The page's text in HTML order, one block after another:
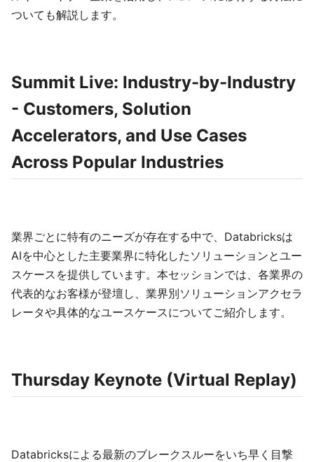
ついても解説します。
Summit Live: Industry-by-Industry
- Customers, Solution
Accelerators, and Use Cases
Across Popular Industries
業界ごとに特有のニーズが存在する中で、Databricksは
AIを中心とした主要業界に特化したソリューションとユー
スケースを提供しています。本セッションでは、各業界の
代表的なお客様が登壇し、業界別ソリューションアクセラ
レータや具体的なユースケースについてご紹介します。
Thursday Keynote (Virtual Replay)
Databricksによる最新のブレークスルーをいち早く目撃